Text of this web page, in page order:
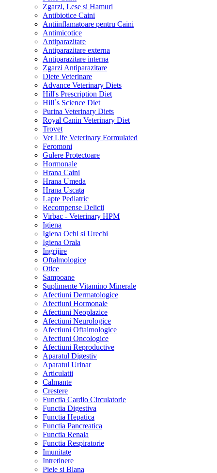
Zgarzi, Lese si Hamuri
Antibiotice Caini
Antiinflamatoare pentru Caini
Antimicotice
Antiparazitare
Antiparazitare externa
Antiparazitare interna
Zgarzi Antiparazitare
Diete Veterinare
Advance Veterinary Diets
Hill's Prescription Diet
Hill`s Science Diet
Purina Veterinary Diets
Royal Canin Veterinary Diet
Trovet
Vet Life Veterinary Formulated
Feromoni
Gulere Protectoare
Hormonale
Hrana Caini
Hrana Umeda
Hrana Uscata
Lapte Pediatric
Recompense Delicii
Virbac - Veterinary HPM
Igiena
Igiena Ochi si Urechi
Igiena Orala
Ingrijire
Oftalmologice
Otice
Sampoane
Suplimente Vitamino Minerale
Afectiuni Dermatologice
Afectiuni Hormonale
Afectiuni Neoplazice
Afectiuni Neurologice
Afectiuni Oftalmologice
Afectiuni Oncologice
Afectiuni Reproductive
Aparatul Digestiv
Aparatul Urinar
Articulatii
Calmante
Crestere
Functia Cardio Circulatorie
Functia Digestiva
Functia Hepatica
Functia Pancreatica
Functia Renala
Functia Respiratorie
Imunitate
Intretinere
Piele si Blana